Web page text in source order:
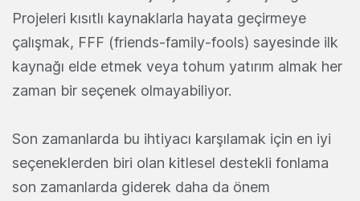
Projeleri kısıtlı kaynaklarla hayata geçirmeye
çalışmak, FFF (friends-family-fools) sayesinde ilk
kaynağı elde etmek veya tohum yatırım almak her
zaman bir seçenek olmayabiliyor.
Son zamanlarda bu ihtiyacı karşılamak için en iyi
seçeneklerden biri olan kitlesel destekli fonlama
son zamanlarda giderek daha da önem